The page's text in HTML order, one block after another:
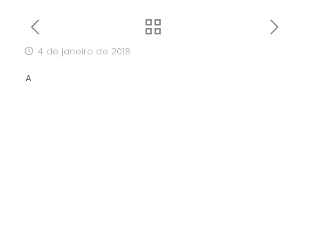
4 de janeiro de 2018
A